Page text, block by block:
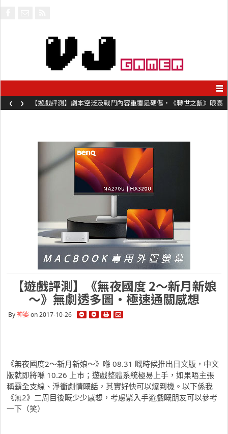
【遊戲評測】劇本空泛及戰鬥內容重覆是硬傷・《轉世之獸》眼高
手低表現未如理想
‹ ›
【遊戲評測】《無夜國度 2～新月新娘
～》無劇透多圖・極速通關感想
By神婆on 2017-10-26
《無夜國度2～新月新娘～》喺 08.31 嘅時候推出日文版，中文
版就即將喺 10.26 上市；遊戲整體系統極易上手，如果唔主張
稱霸全支線、淨衝劇情嘅話，其實好快可以爆到機。以下係我
《無2》二周目後嘅少少感想，考慮緊入手遊戲嘅朋友可以參考
一下（笑）